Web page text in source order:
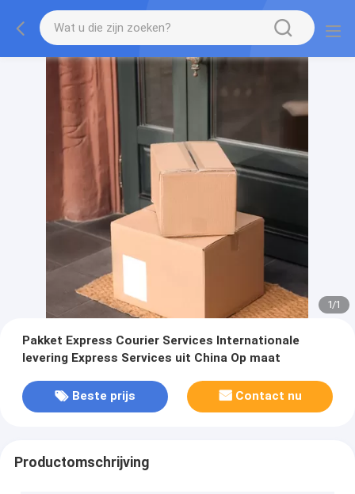
1/1
Pakket Express Courier Services Internationale
levering Express Services uit China Op maat
Beste prijs Contact nu
Productomschrijving